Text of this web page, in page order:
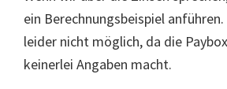
ein Berechnungsbeispiel
leider nicht möglich, da die
keinerlei Angaben macht.